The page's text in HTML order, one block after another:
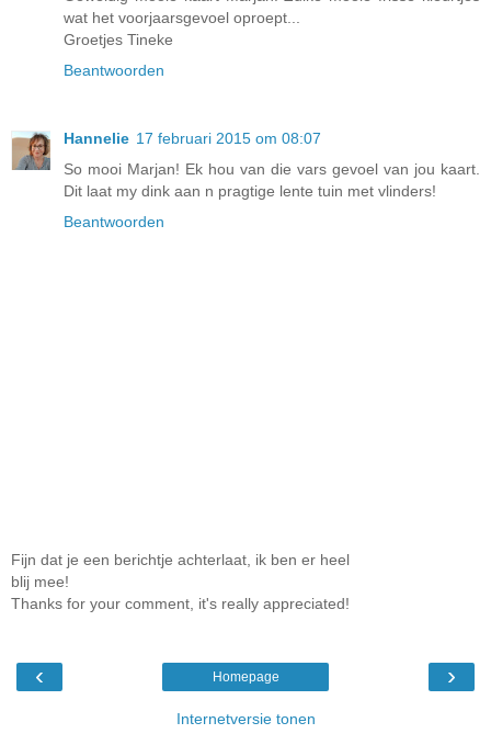
wat het voorjaarsgevoel oproept...
Groetjes Tineke
Beantwoorden
Hannelie 17 februari 2015 om 08:07
So mooi Marjan! Ek hou van die vars gevoel van jou kaart.
Dit laat my dink aan n pragtige lente tuin met vlinders!
Beantwoorden
Fijn dat je een berichtje achterlaat, ik ben er heel
blij mee!
Thanks for your comment, it's really appreciated!
‹ ›
Homepage
Internetversie tonen